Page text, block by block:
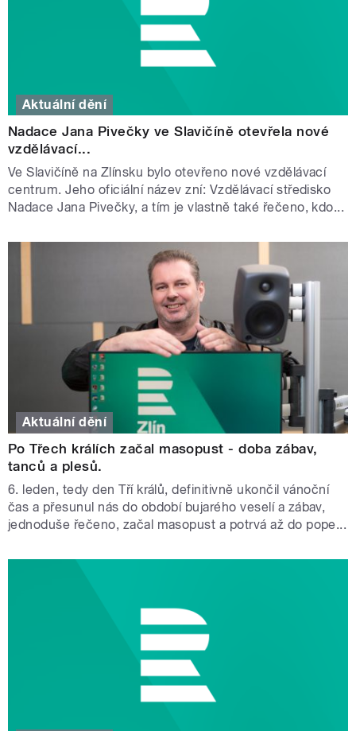
Aktuální dění
Nadace Jana Pivečky ve Slavičíně otevřela nové
vzdělávací...
Ve Slavičíně na Zlínsku bylo otevřeno nové vzdělávací
centrum. Jeho oficiální název zní: Vzdělávací středisko
Nadace Jana Pivečky, a tím je vlastně také řečeno, kdo...
Aktuální dění
Po Třech králích začal masopust - doba zábav,
tanců a plesů.
6. leden, tedy den Tří králů, definitivně ukončil vánoční
čas a přesunul nás do období bujarého veselí a zábav,
jednoduše řečeno, začal masopust a potrvá až do pope...